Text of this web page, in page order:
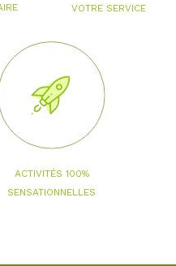
VOTRE SERVICE
ACTIVITÉS 100%
SENSATIONNELLES